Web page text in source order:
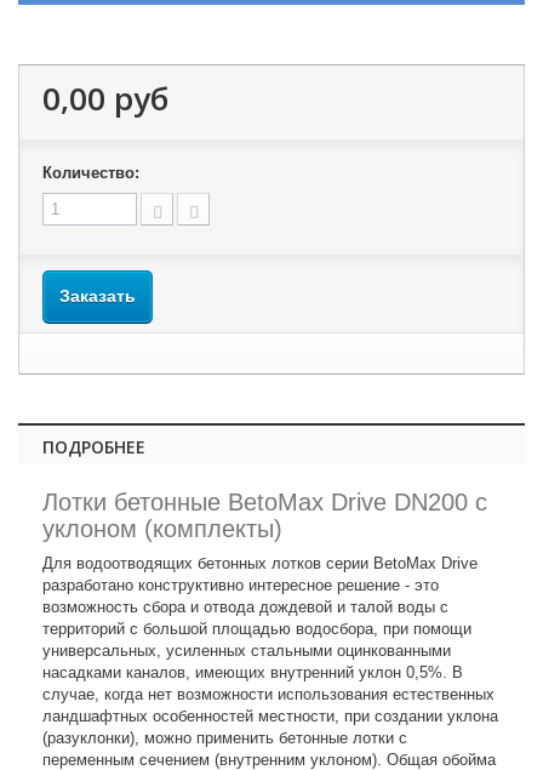
0,00 руб
Количество:
Заказать
ПОДРОБНЕЕ
Лотки бетонные BetoMax Drive DN200 с
уклоном (комплекты)
Для водоотводящих бетонных лотков серии BetoMax Drive
разработано конструктивно интересное решение - это
возможность сбора и отвода дождевой и талой воды с
территорий с большой площадью водосбора, при помощи
универсальных, усиленных стальными оцинкованными
насадками каналов, имеющих внутренний уклон 0,5%. В
случае, когда нет возможности использования естественных
ландшафтных особенностей местности, при создании уклона
(разуклонки), можно применить бетонные лотки с
переменным сечением (внутренним уклоном). Общая обойма